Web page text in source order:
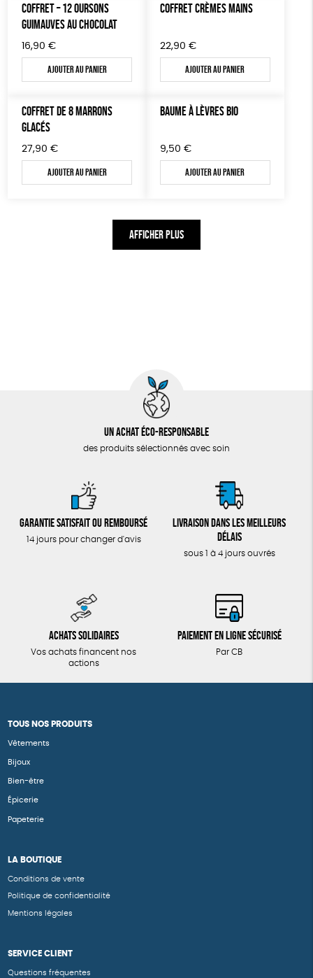
COFFRET – 12 OURSONS
GUIMAUVES AU CHOCOLAT
16,90 €
Ajouter au panier
COFFRET CRÈMES MAINS
22,90 €
Ajouter au panier
COFFRET DE 8 MARRONS
GLACÉS
27,90 €
Ajouter au panier
BAUME À LÈVRES BIO
9,50 €
Ajouter au panier
AFFICHER PLUS
Un achat éco-responsable
des produits sélectionnés avec soin
Garantie satisfait ou remboursé
14 jours pour changer d'avis
Livraison dans les meilleurs
délais
sous 1 à 4 jours ouvrés
Achats solidaires
Vos achats financent nos
actions
Paiement en ligne sécurisé
Par CB
TOUS NOS PRODUITS
Vêtements
Bijoux
Bien-être
Épicerie
Papeterie
LA BOUTIQUE
Conditions de vente
Politique de confidentialité
Mentions légales
SERVICE CLIENT
Questions fréquentes